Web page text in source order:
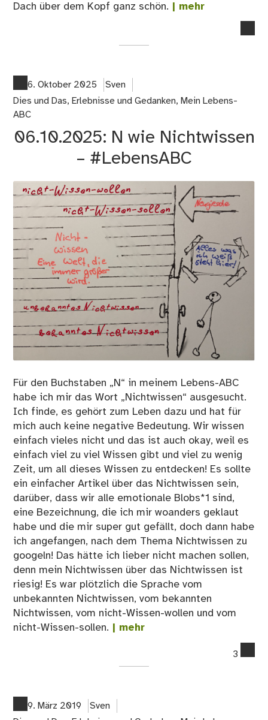
Dach über dem Kopf ganz schön. | mehr
6. Oktober 2025
Sven
Dies und Das, Erlebnisse und Gedanken, Mein Lebens-
ABC
06.10.2025: N wie Nichtwissen
– #LebensABC
Für den Buchstaben „N“ in meinem Lebens-ABC
habe ich mir das Wort „Nichtwissen“ ausgesucht.
Ich finde, es gehört zum Leben dazu und hat für
mich auch keine negative Bedeutung. Wir wissen
einfach vieles nicht und das ist auch okay, weil es
einfach viel zu viel Wissen gibt und viel zu wenig
Zeit, um all dieses Wissen zu entdecken! Es sollte
ein einfacher Artikel über das Nichtwissen sein,
darüber, dass wir alle emotionale Blobs*1 sind,
eine Bezeichnung, die ich mir woanders geklaut
habe und die mir super gut gefällt, doch dann habe
ich angefangen, nach dem Thema Nichtwissen zu
googeln! Das hätte ich lieber nicht machen sollen,
denn mein Nichtwissen über das Nichtwissen ist
riesig! Es war plötzlich die Sprache vom
unbekannten Nichtwissen, vom bekannten
Nichtwissen, vom nicht-Wissen-wollen und vom
nicht-Wissen-sollen. | mehr
3
9. März 2019
Sven